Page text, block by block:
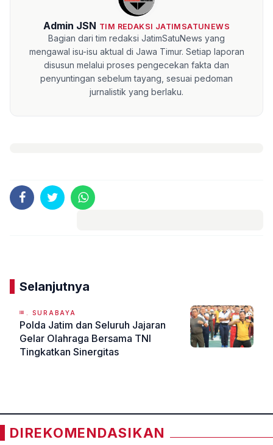
Admin JSN TIM REDAKSI JATIMSATUNEWS
Bagian dari tim redaksi JatimSatuNews yang
mengawal isu-isu aktual di Jawa Timur. Setiap laporan
disusun melalui proses pengecekan fakta dan
penyuntingan sebelum tayang, sesuai pedoman
jurnalistik yang berlaku.
Selanjutnya
. SURABAYA
Polda Jatim dan Seluruh Jajaran
Gelar Olahraga Bersama TNI
Tingkatkan Sinergitas
DIREKOMENDASIKAN